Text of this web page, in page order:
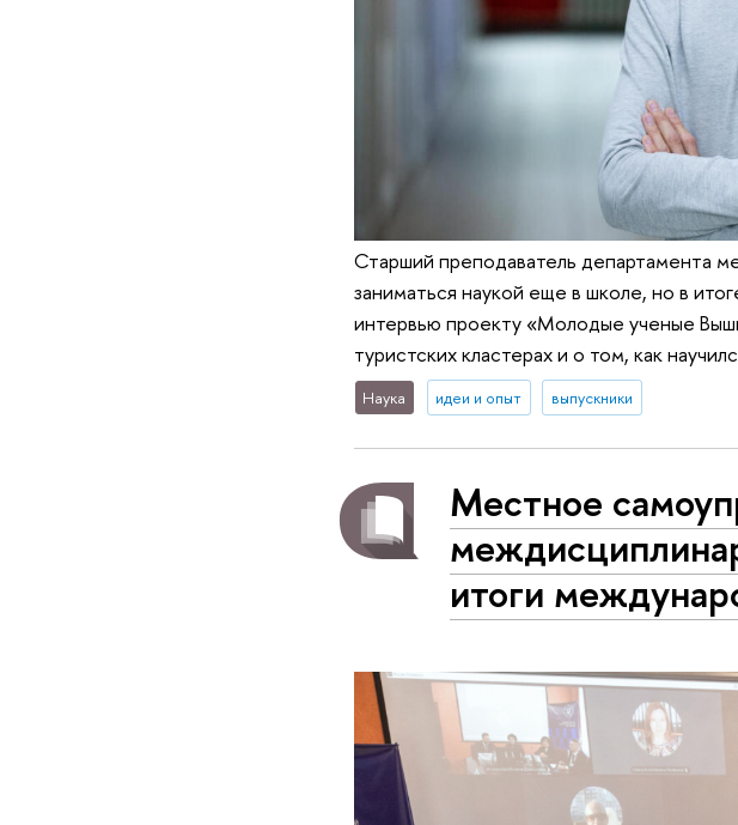
Старший преподаватель
заниматься наукой еще в школе, но в
интервью проекту «Молодые ученые
туристских кластерах и о том, как
Наука идеи и опыт выпускники
Местное
итоги